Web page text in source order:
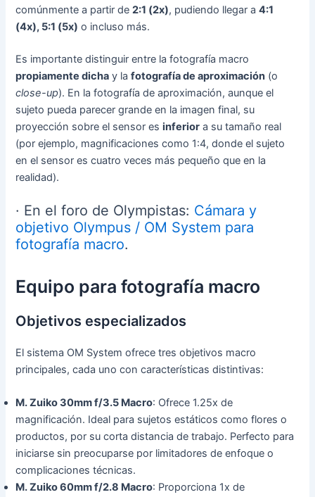
comúnmente a partir de2:1 (2x), pudiendo llegar a4:1
(4x), 5:1 (5x) o incluso más.
Es importante distinguir entre la fotografía macro
propiamente dicha y lafotografía de aproximación (o
close-up). En la fotografía de aproximación, aunque el
sujeto pueda parecer grande en la imagen final, su
proyección sobre el sensor esinferior a su tamaño real
(por ejemplo, magnificaciones como 1:4, donde el sujeto
en el sensor es cuatro veces más pequeño que en la
realidad).
· En el foro de Olympistas: Cámara y
objetivo Olympus / OM System para
fotografía macro.
Equipo para fotografía macro
Objetivos especializados
El sistema OM System ofrece tres objetivos macro
principales, cada uno con características distintivas:
M. Zuiko 30mm f/3.5 Macro: Ofrece 1.25x de
magnificación. Ideal para sujetos estáticos como flores o
productos, por su corta distancia de trabajo. Perfecto para
iniciarse sin preocuparse por limitadores de enfoque o
complicaciones técnicas.
M. Zuiko 60mm f/2.8 Macro: Proporciona 1x de